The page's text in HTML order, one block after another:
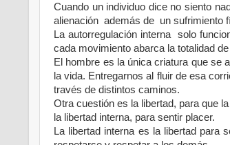
Cuando un individuo dice no siento
alienación además de un sufrimiento
La autorregulación interna solo
cada movimiento abarca la totalidad
El hombre es la única criatura que se
la vida. Entregarnos al fluir de esa
través de distintos caminos.
Otra cuestión es la libertad, para que
la libertad interna, para sentir placer.
La libertad interna es la libertad para